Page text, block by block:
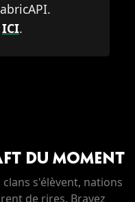
ICI.
DU MOMENT
s'élèvent, nations
de rires. Bravez